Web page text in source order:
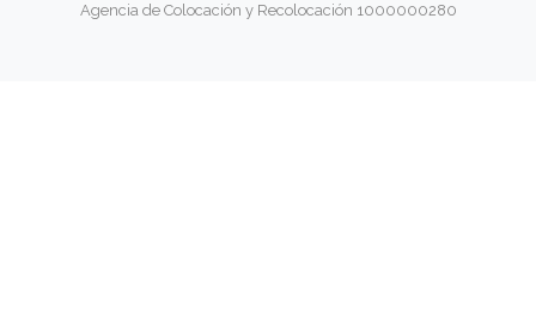
Agencia de Colocación y Recolocación 1000000280